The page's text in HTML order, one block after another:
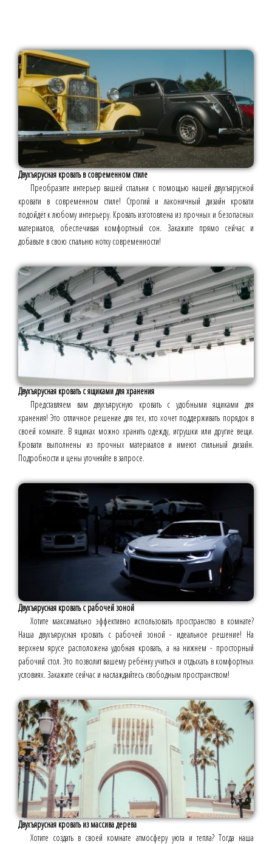
Двухъярусная кровать в современном стиле
Преобразите интерьер вашей спальни с помощью нашей двухъярусной
кровати в современном стиле! Строгий и лаконичный дизайн кровати
подойдёт к любому интерьеру. Кровать изготовлена из прочных и безопасных
материалов, обеспечивая комфортный сон. Закажите прямо сейчас и
добавьте в свою спальню нотку современности!
Двухъярусная кровать с ящиками для хранения
Представляем вам двухъярусную кровать с удобными ящиками для
хранения! Это отличное решение для тех, кто хочет поддерживать порядок в
своей комнате. В ящиках можно хранить одежду, игрушки или другие вещи.
Кровати выполнены из прочных материалов и имеют стильный дизайн.
Подробности и цены уточняйте в запросе.
Двухъярусная кровать с рабочей зоной
Хотите максимально эффективно использовать пространство в комнате?
Наша двухъярусная кровать с рабочей зоной - идеальное решение! На
верхнем ярусе расположена удобная кровать, а на нижнем - просторный
рабочий стол. Это позволит вашему ребёнку учиться и отдыхать в комфортных
условиях. Закажите сейчас и наслаждайтесь свободным пространством!
Двухъярусная кровать из массива дерева
Хотите создать в своей комнате атмосферу уюта и тепла? Тогда наша